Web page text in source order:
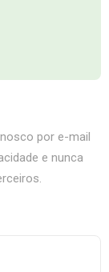
por e-mail
e nunca